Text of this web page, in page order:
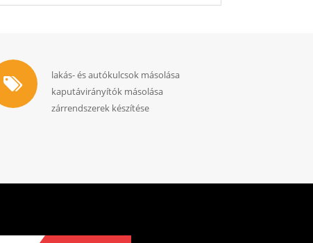
lakás- és autókulcsok másolása
kaputávirányítók másolása
zárrendszerek készítése